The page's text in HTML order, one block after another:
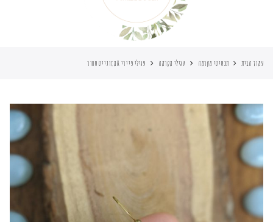
עמוד הבית תכשיטי מקרמה עגילי מקרמה עגילי פיירי אמזונייט שחור